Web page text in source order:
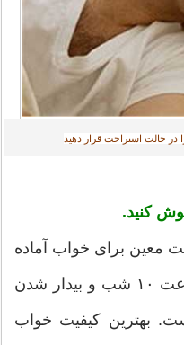
در حالت استراحت قرار دهید
برای خواب آماده
شوید. بدن ما برای خوابیدن ساعت ۱۰ شب و بیدار شدن
است. بهترین کیفیت خواب